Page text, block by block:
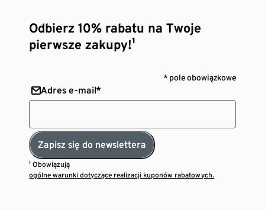
Odbierz 10% rabatu na Twoje
pierwsze zakupy!¹
* pole obowiązkowe
Adres e-mail*
Zapisz się do newslettera
¹ Obowiązują
ogólne warunki dotyczące realizacji kuponów rabatowych.